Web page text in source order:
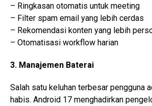
– Ringkasan otomatis untuk meeting
– Filter spam email yang lebih cerdas
– Rekomendasi konten yang lebih
– Otomatisasi workflow harian
3. Manajemen Baterai
Salah satu keluhan terbesar pengguna
habis. Android 17 menghadirkan